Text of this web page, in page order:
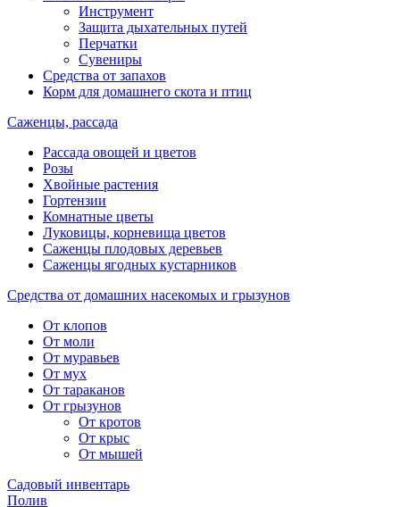
Инструмент
Защита дыхательных путей
Перчатки
Сувениры
Средства от запахов
Корм для домашнего скота и птиц
Саженцы, рассада
Рассада овощей и цветов
Розы
Хвойные растения
Гортензии
Комнатные цветы
Луковицы, корневища цветов
Саженцы плодовых деревьев
Саженцы ягодных кустарников
Средства от домашних насекомых и грызунов
От клопов
От моли
От муравьев
От мух
От тараканов
От грызунов
От кротов
От крыс
От мышей
Садовый инвентарь
Полив